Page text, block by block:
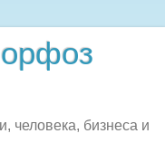
человека, бизнеса и